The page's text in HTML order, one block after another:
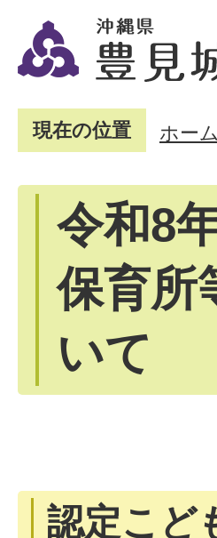
現在の位置 ホーム
令和8
保育所
いて
認定こど